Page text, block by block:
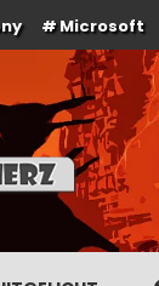
Microsoft
game nieuws,